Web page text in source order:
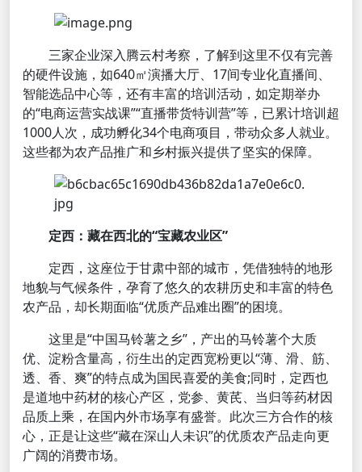
三家企业深入腾云村考察，了解到这里不仅有完善
的硬件设施，如640㎡演播大厅、17间专业化直播间、
智能选品中心等，还有丰富的培训活动，如定期举办
的“电商运营实战课”“直播带货特训营”等，已累计培训超
1000人次，成功孵化34个电商项目，带动众多人就业。
这些都为农产品推广和乡村振兴提供了坚实的保障。
定西：藏在西北的“宝藏农业区”
定西，这座位于甘肃中部的城市，凭借独特的地形
地貌与气候条件，孕育了悠久的农耕历史和丰富的特色
农产品，却长期面临“优质产品难出圈”的困境。
这里是“中国马铃薯之乡”，产出的马铃薯个大质
优、淀粉含量高，衍生出的定西宽粉更以“薄、滑、筋、
透、香、爽”的特点成为国民喜爱的美食;同时，定西也
是道地中药材的核心产区，党参、黄芪、当归等药材因
品质上乘，在国内外市场享有盛誉。此次三方合作的核
心，正是让这些“藏在深山人未识”的优质农产品走向更
广阔的消费市场。